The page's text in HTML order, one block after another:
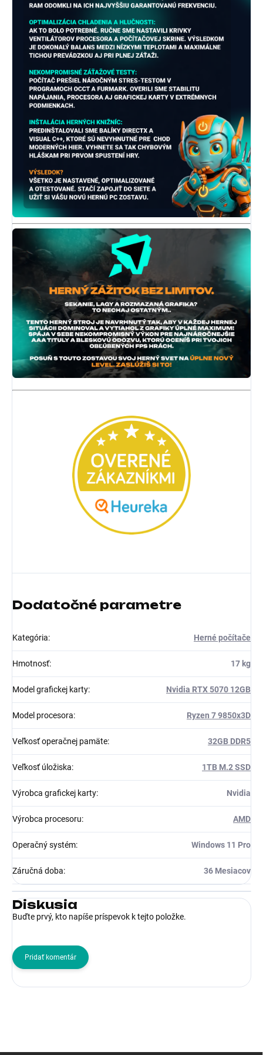
Dodatočné parametre
Kategória: Herné počítače
Hmotnosť: 17 kg
Model grafickej karty: Nvidia RTX 5070 12GB
Model procesora: Ryzen 7 9850x3D
Veľkosť operačnej pamäte: 32GB DDR5
Veľkosť úložiska: 1TB M.2 SSD
Výrobca grafickej karty: Nvidia
Výrobca procesoru: AMD
Operačný systém: Windows 11 Pro
Záručná doba: 36 Mesiacov
Diskusia
Buďte prvý, kto napíše príspevok k tejto položke.
Pridať komentár